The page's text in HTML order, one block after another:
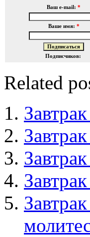
Ваш e-mail: *
Ваше имя: *
Подписчиков:
Related